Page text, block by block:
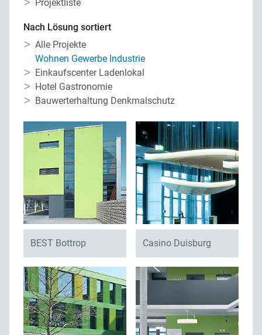
Qualitätsmanagement
Netzwerk Bau
Karriere
Sitemap
Downloads
Projektliste
Nach Lösung sortiert
Alle Projekte
Wohnen Gewerbe Industrie
Einkaufscenter Ladenlokal
Hotel Gastronomie
Bauwerterhaltung Denkmalschutz
BEST Bottrop Casino Duisburg